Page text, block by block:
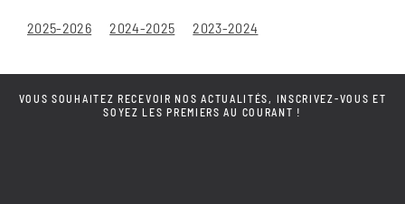
2025-2026 2024-2025 2023-2024
VOUS SOUHAITEZ RECEVOIR NOS ACTUALITÉS, INSCRIVEZ-VOUS ET
SOYEZ LES PREMIERS AU COURANT !